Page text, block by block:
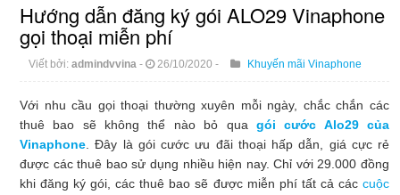
Hướng dẫn đăng ký gói ALO29 Vinaphone
gọi thoại miễn phí
Viết bởi: admindvvina - 26/10/2020 - Khuyến mãi Vinaphone
Với nhu cầu gọi thoại thường xuyên mỗi ngày, chắc chắn các
thuê bao sẽ không thể nào bỏ qua gói cước Alo29 của
Vinaphone . Đây là gói cước ưu đãi thoại hấp dẫn, giá cực rẻ
được các thuê bao sử dụng nhiều hiện nay. Chỉ với 29.000 đồng
khi đăng ký gói, các thuê bao sẽ được miễn phí tất cả các cuộc